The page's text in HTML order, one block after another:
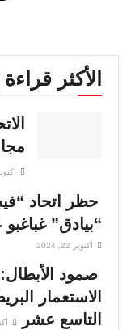
الأكثر
أكتوبر 22,
حظر اتحاد
“بيادق”
أكتوبر 22, 2024
صمود
الاستعمار
التاسع عشر